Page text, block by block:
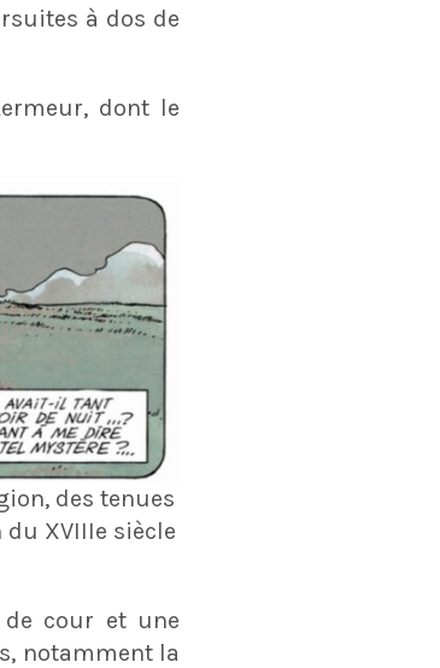
à dos de
dont le
des tenues
XVIIIe siècle
de cour et une
notamment la